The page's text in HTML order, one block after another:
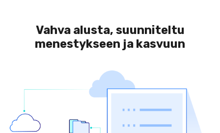
Vahva alusta, suunniteltu
menestykseen ja kasvuun